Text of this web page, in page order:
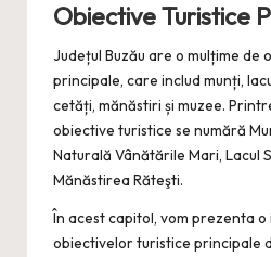
Obiective Turistice
Județul Buzău are o mulțime de
principale, care includ munți,
cetăți, mănăstiri și muzee.
obiective turistice se numără
Naturală Vânătările Mari, Lacul
Mănăstirea Răteşti.
În acest capitol, vom prezenta o
obiectivelor turistice principale